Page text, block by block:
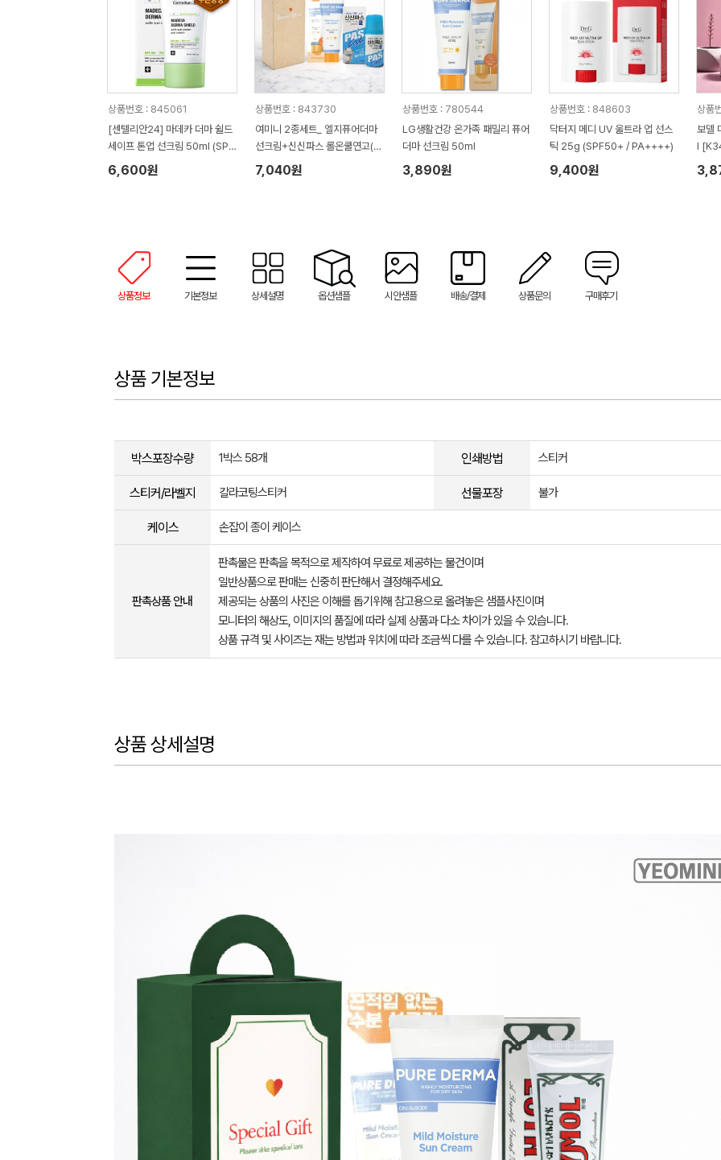
상품번호 : 845061
[센텔리안24] 마데카 더마 쉴드
세이프 톤업 선크림 50ml (SPF
+ PA++++)
6,600원
상품번호 : 843730
여미니 2종세트_ 엘지퓨어더마
선크림+신신파스 롤온쿨연고(손
잡이박스)
7,040원
상품번호 : 780544
LG생활건강 온가족 패밀리 퓨어
더마 선크림 50ml
3,890원
상품번호 : 848603
닥터지 메디 UV 울트라 업 선스
틱 25g (SPF50+ / PA++++)
9,400원
상품
보델
l
상품정보 기본정보 상세설명 옵션샘플 시안샘플 배송/결제 상품문의 구매후기
상품 기본정보
박스포장수량 1박스 58개 인쇄방법 스티커
스티커/라벨지 칼라코팅스티커 선물포장 불가
케이스 손잡이 종이 케이스
판촉상품 안내
판촉물은 판촉을 목적으로 제작하여 무료로 제공하는 물건이며
일반상품으로 판매는 신중히 판단해서 결정해주세요.
제공되는 상품의 사진은 이해를 돕기위해 참고용으로 올려놓은 샘플사진이며
모니터의 해상도, 이미지의 품질에 따라 실제 상품과 다소 차이가 있을 수 있습니다.
상품 규격 및 사이즈는 재는 방법과 위치에 따라 조금씩 다를 수 있습니다. 참고하시기 바랍니다.
상품 상세설명